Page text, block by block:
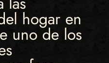
hogar en
uno de los